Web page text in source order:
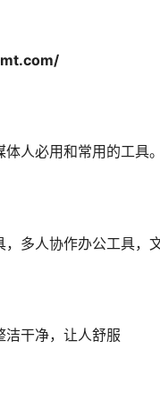
人必用和常用的工具。
多人协作办公工具，
洁干净，让人舒服